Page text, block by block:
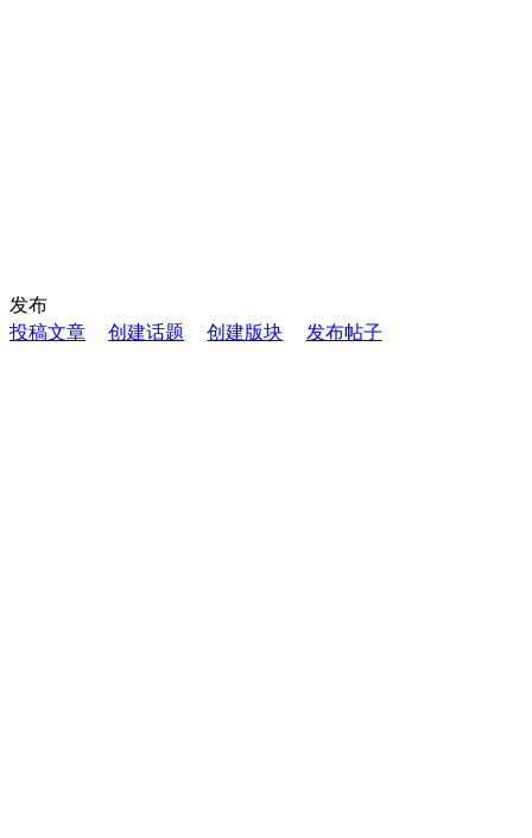
发布
投稿文章
创建话题 创建版块 发布帖子